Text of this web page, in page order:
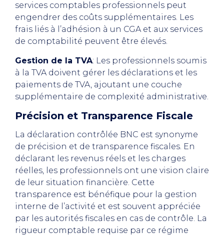
services comptables professionnels peut
engendrer des coûts supplémentaires. Les
frais liés à l’adhésion à un CGA et aux services
de comptabilité peuvent être élevés.
Gestion de la TVA: Les professionnels soumis
à la TVA doivent gérer les déclarations et les
paiements de TVA, ajoutant une couche
supplémentaire de complexité administrative.
Précision et Transparence Fiscale
La déclaration contrôlée BNC est synonyme
de précision et de transparence fiscales. En
déclarant les revenus réels et les charges
réelles, les professionnels ont une vision claire
de leur situation financière. Cette
transparence est bénéfique pour la gestion
interne de l’activité et est souvent appréciée
par les autorités fiscales en cas de contrôle. La
rigueur comptable requise par ce régime